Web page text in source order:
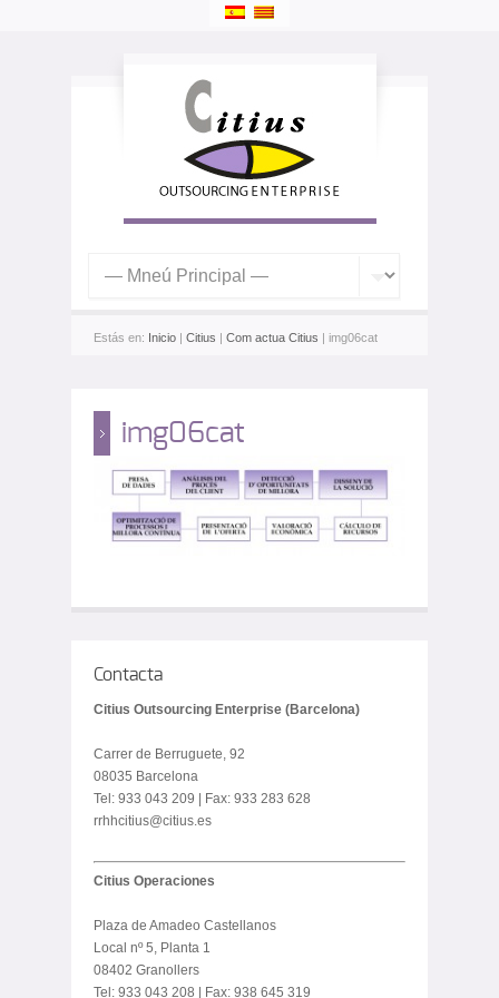
Estás en: Inicio | Citius | Com actua Citius | img06cat
img06cat
Contacta
Citius Outsourcing Enterprise (Barcelona)
Carrer de Berruguete, 92
08035 Barcelona
Tel: 933 043 209 | Fax: 933 283 628
rrhhcitius@citius.es
Citius Operaciones
Plaza de Amadeo Castellanos
Local nº 5, Planta 1
08402 Granollers
Tel: 933 043 208 | Fax: 938 645 319